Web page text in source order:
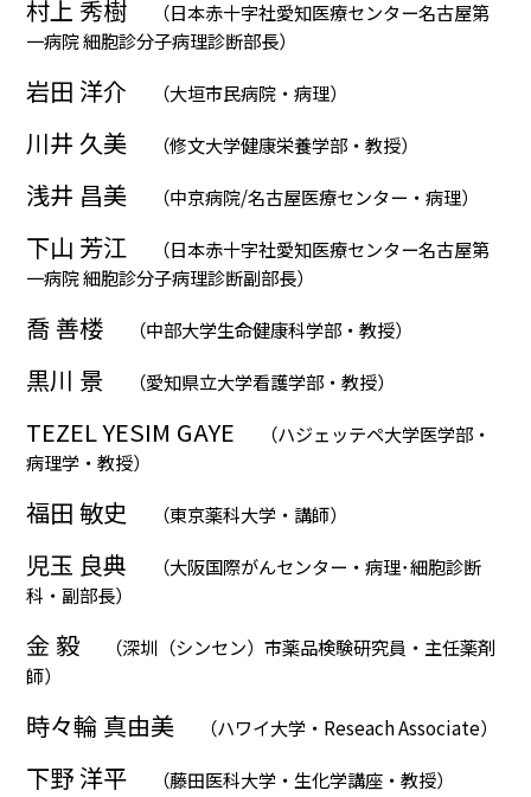
村上 秀樹
（日本赤十字社愛知医療センター名古屋第
一病院 細胞診分子病理診断部長）
岩田 洋介 （大垣市民病院・病理）
川井 久美 （修文大学健康栄養学部・教授）
浅井 昌美 （中京病院/名古屋医療センター・病理）
下山 芳江
（日本赤十字社愛知医療センター名古屋第
一病院 細胞診分子病理診断副部長）
喬 善楼 （中部大学生命健康科学部・教授）
黒川 景 （愛知県立大学看護学部・教授）
TEZEL YESIM GAYE
（ハジェッテペ大学医学部・
病理学・教授）
福田 敏史 （東京薬科大学・講師）
児玉 良典
（大阪国際がんセンター・病理･細胞診断
科・副部長）
金 毅
（深圳（シンセン）市薬品検験研究員・主任薬剤
師）
時々輪 真由美 （ハワイ大学・Reseach Associate）
下野 洋平 （藤田医科大学・生化学講座・教授）